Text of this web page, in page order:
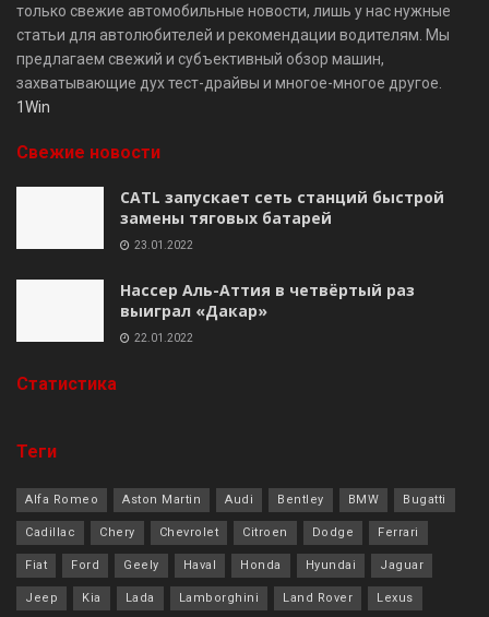
только свежие автомобильные новости, лишь у нас нужные
статьи для автолюбителей и рекомендации водителям. Мы
предлагаем свежий и субъективный обзор машин,
захватывающие дух тест-драйвы и многое-многое другое.
1Win
Свежие новости
CATL запускает сеть станций быстрой
замены тяговых батарей
23.01.2022
Нассер Аль-Аттия в четвёртый раз
выиграл «Дакар»
22.01.2022
Cтатистика
Теги
Alfa Romeo Aston Martin Audi Bentley BMW Bugatti
Cadillac Chery Chevrolet Citroen Dodge Ferrari
Fiat Ford Geely Haval Honda Hyundai Jaguar
Jeep Kia Lada Lamborghini Land Rover Lexus